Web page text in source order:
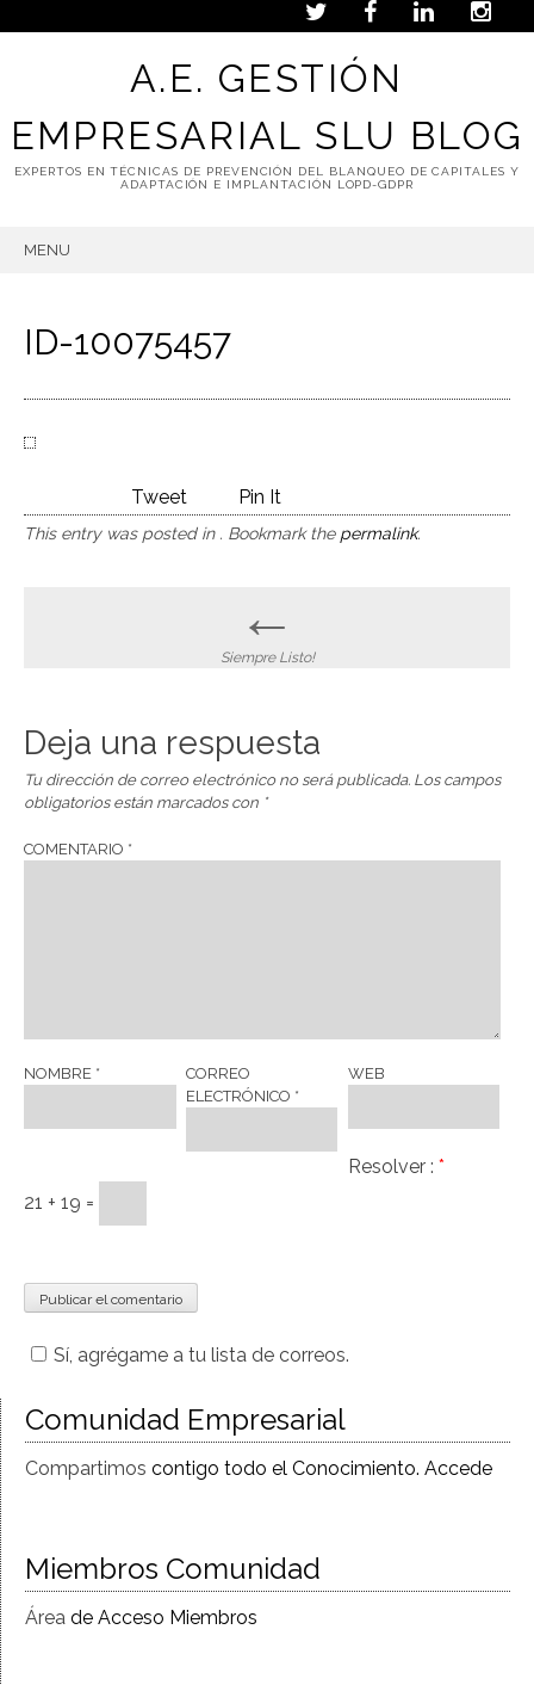
A.E. GESTIÓN
EMPRESARIAL SLU BLOG
EXPERTOS EN TÉCNICAS DE PREVENCIÓN DEL BLANQUEO DE CAPITALES Y
ADAPTACIÓN E IMPLANTACIÓN LOPD-GDPR
MENU
ID-10075457
Tweet Pin It
This entry was posted in . Bookmark the permalink.
navigation
←
Siempre Listo!
Deja una respuesta
Tu dirección de correo electrónico no será publicada. Los campos
obligatorios están marcados con *
COMENTARIO *
NOMBRE *
CORREO
ELECTRÓNICO *
WEB
Resolver : *
21 + 19 =
Sí, agrégame a tu lista de correos.
Comunidad Empresarial
Compartimos contigo todo el Conocimiento. Accede
Miembros Comunidad
Área de Acceso Miembros